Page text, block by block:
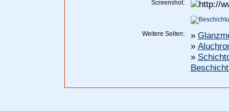
Screenshot:
Weitere Seiten: »
»
»